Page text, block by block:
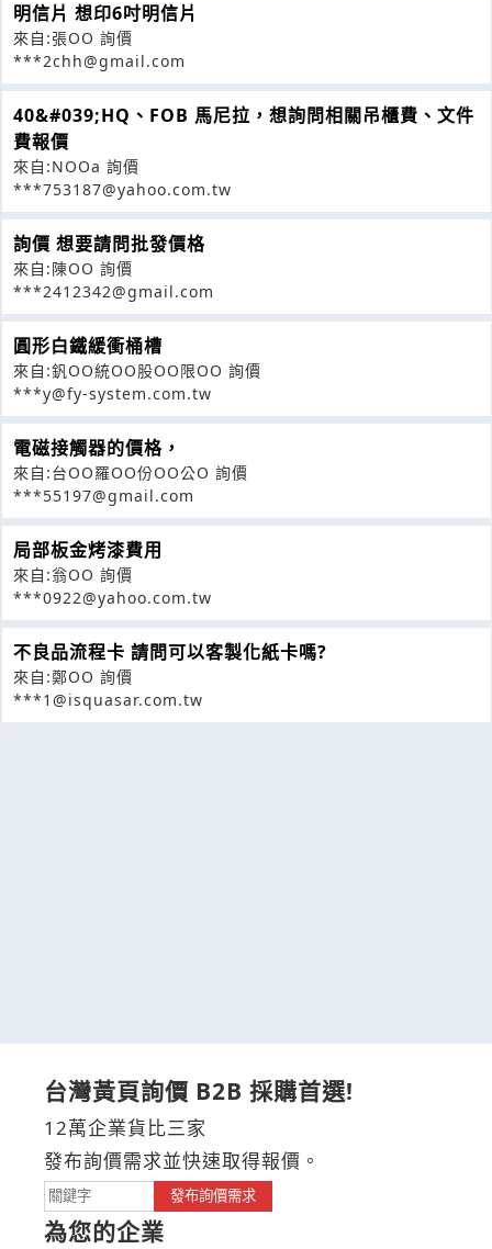
明信片 想印6吋明信片
來自:張OO 詢價
***2chh@gmail.com
40&#039;HQ、FOB 馬尼拉，想詢問相關吊櫃費、文件
費報價
來自:NOOa 詢價
***753187@yahoo.com.tw
詢價 想要請問批發價格
來自:陳OO 詢價
***2412342@gmail.com
圓形白鐵緩衝桶槽
來自:釩OO統OO股OO限OO 詢價
***y@fy-system.com.tw
電磁接觸器的價格，
來自:台OO羅OO份OO公O 詢價
***55197@gmail.com
局部板金烤漆費用
來自:翁OO 詢價
***0922@yahoo.com.tw
不良品流程卡 請問可以客製化紙卡嗎?
來自:鄭OO 詢價
***1@isquasar.com.tw
台灣黃頁詢價 B2B 採購首選!
12萬企業貨比三家
發布詢價需求並快速取得報價。
發布詢價需求
為您的企業